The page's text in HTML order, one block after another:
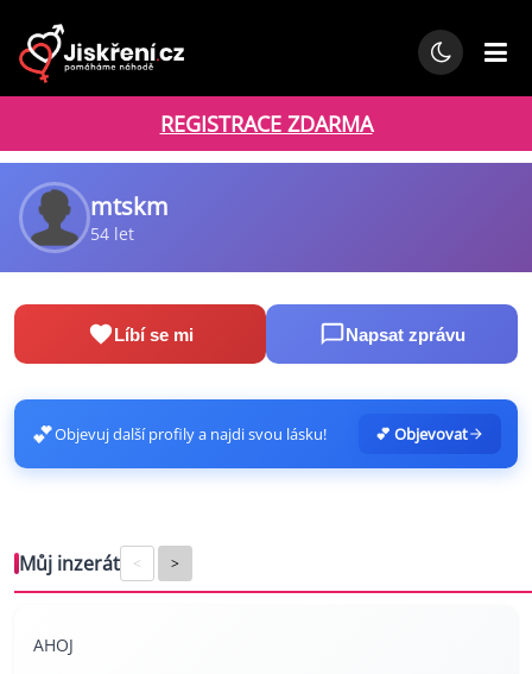
REGISTRACE ZDARMA
mtskm
54 let
Líbí se mi Napsat zprávu
💕Objevuj další profily a najdi svou lásku! 💕 Objevovat
Můj inzerát < >
AHOJ